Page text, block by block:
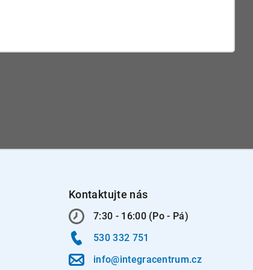
Kontaktujte nás
7:30 - 16:00 (Po - Pá)
530 332 751
info@integracentrum.cz